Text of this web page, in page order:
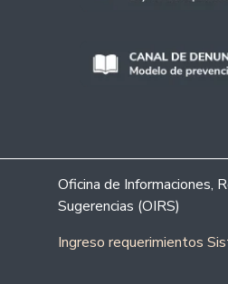
Oficina de Informaciones,
Sugerencias (OIRS)
Ingreso requerimientos